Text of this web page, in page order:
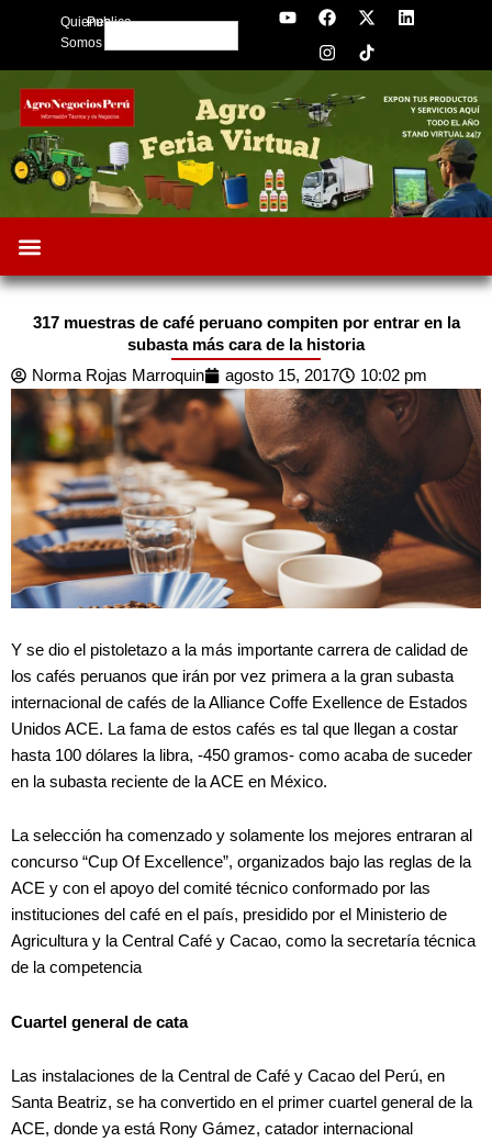
Quienes
Somos
Publica
Search
Y
o
b
e
F
a
c
e
o
o
k
X
-
t
w
t
L
i
d
n
I
n
s
t
g
r
a
317 muestras de café peruano compiten por entrar en la
subasta más cara de la historia
Norma Rojas Marroquin
agosto 15, 2017 10:02 pm
Y se dio el pistoletazo a la más importante carrera de calidad de
los cafés peruanos que irán por vez primera a la gran subasta
internacional de cafés de la Alliance Coffe Exellence de Estados
Unidos ACE. La fama de estos cafés es tal que llegan a costar
hasta 100 dólares la libra, -450 gramos- como acaba de suceder
en la subasta reciente de la ACE en México.
La selección ha comenzado y solamente los mejores entraran al
concurso “Cup Of Excellence”, organizados bajo las reglas de la
ACE y con el apoyo del comité técnico conformado por las
instituciones del café en el país, presidido por el Ministerio de
Agricultura y la Central Café y Cacao, como la secretaría técnica
de la competencia
Cuartel general de cata
Las instalaciones de la Central de Café y Cacao del Perú, en
Santa Beatriz, se ha convertido en el primer cuartel general de la
ACE, donde ya está Rony Gámez, catador internacional